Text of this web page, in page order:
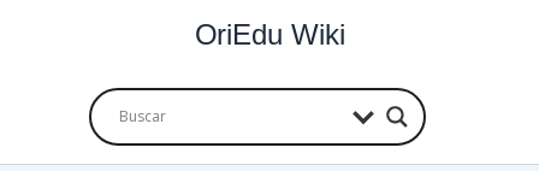
OriEdu Wiki